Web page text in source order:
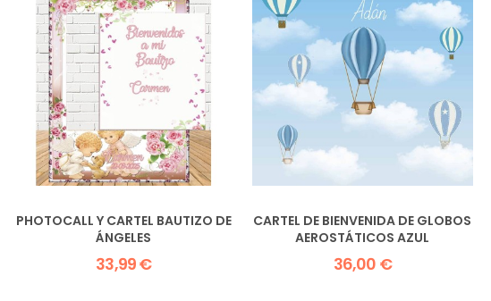
PHOTOCALL Y CARTEL BAUTIZO DE
ÁNGELES
33,99 €
CARTEL DE BIENVENIDA DE GLOBOS
AEROSTÁTICOS AZUL
36,00 €